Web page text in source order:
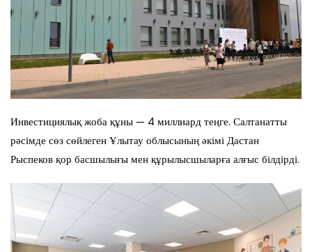
Инвестициялық жоба құны — 4 миллиард теңге. Салтанатты
рәсімде сөз сөйлеген Ұлытау облысының әкімі Дастан
Рыспеков қор басшылығы мен құрылысшыларға алғыс білдірді.